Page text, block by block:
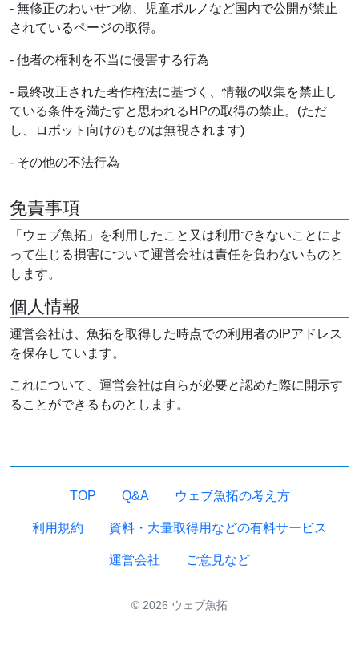
- 無修正のわいせつ物、児童ポルノなど国内で公開が禁止
されているページの取得。
- 他者の権利を不当に侵害する行為
- 最終改正された著作権法に基づく、情報の収集を禁止し
ている条件を満たすと思われるHPの取得の禁止。(ただ
し、ロボット向けのものは無視されます)
- その他の不法行為
免責事項
「ウェブ魚拓」を利用したこと又は利用できないことによ
って生じる損害について運営会社は責任を負わないものと
します。
個人情報
運営会社は、魚拓を取得した時点での利用者のIPアドレス
を保存しています。
これについて、運営会社は自らが必要と認めた際に開示す
ることができるものとします。
TOP Q&A ウェブ魚拓の考え方
利用規約 資料・大量取得用などの有料サービス
運営会社 ご意見など
© 2026 ウェブ魚拓